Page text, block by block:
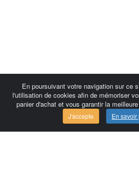
En poursuivant votre navigation sur ce
l'utilisation de cookies afin de mémoriser
panier d'achat et vous garantir la
J'accepte En savoir